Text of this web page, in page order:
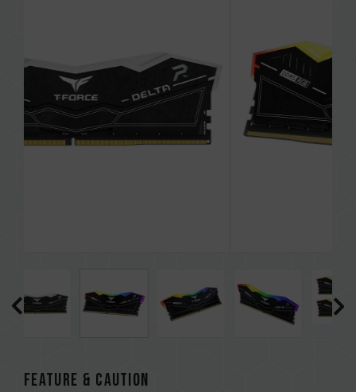
FEATURE & CAUTION